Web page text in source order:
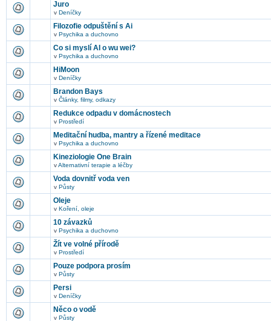
Juro
v Deníčky
Filozofie odpuštění s Ai
v Psychika a duchovno
Co si myslí AI o wu wei?
v Psychika a duchovno
HiMoon
v Deníčky
Brandon Bays
v Články, filmy, odkazy
Redukce odpadu v domácnostech
v Prostředí
Meditační hudba, mantry a řízené meditace
v Psychika a duchovno
Kineziologie One Brain
vAlternativní terapie a léčby
Voda dovnitř voda ven
v Půsty
Oleje
v Koření, oleje
10 závazků
v Psychika a duchovno
Žít ve volné přírodě
v Prostředí
Pouze podpora prosím
v Půsty
Persi
v Deníčky
Něco o vodě
v Půsty